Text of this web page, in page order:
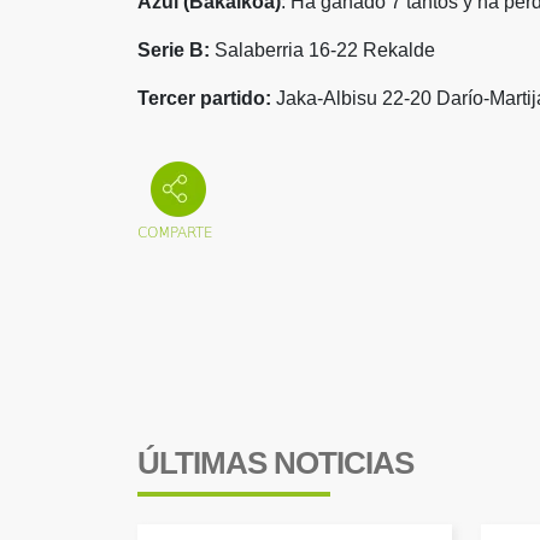
Serie B: Salaberria 16-22 Rekalde
Tercer partido: Jaka-Albisu 22-20 Darío-
ÚLTIMAS NOTICIAS